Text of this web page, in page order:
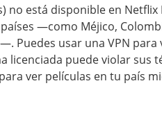
no está disponible en Netflix
—como Méjico,
Puedes usar una VPN para
licenciada puede violar sus
ver películas en tu país